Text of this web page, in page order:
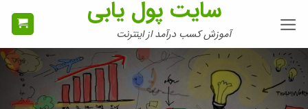
سایت پول یابی
آموزش کسب درآمد از اینترنت